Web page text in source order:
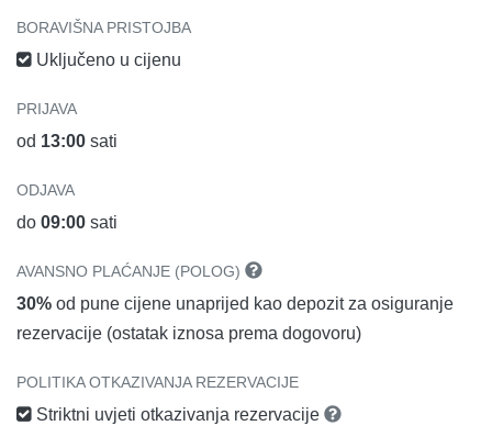
BORAVIŠNA PRISTOJBA
Uključeno u cijenu
PRIJAVA
od 13:00 sati
ODJAVA
do 09:00 sati
AVANSNO PLAĆANJE (POLOG)
30% od pune cijene unaprijed kao depozit za osiguranje
rezervacije (ostatak iznosa prema dogovoru)
POLITIKA OTKAZIVANJA REZERVACIJE
Striktni uvjeti otkazivanja rezervacije